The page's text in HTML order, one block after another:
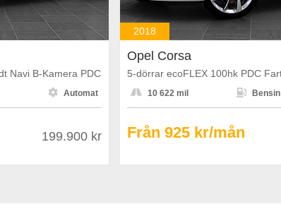
Navi B-Kamera PDC
 Automat
199.900 kr
2018
Opel Corsa
 10 622 mil  Bensin
Från 925 kr/mån